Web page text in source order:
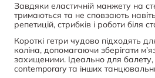
Завдяки еластичній манжету на
тримаються та не сповзають
репетицій, стрибків і роботи біля
Короткі гетри чудово підходять
коліна, допомагаючи зберігати
захищеними. Ідеально для балету,
contemporary та інших